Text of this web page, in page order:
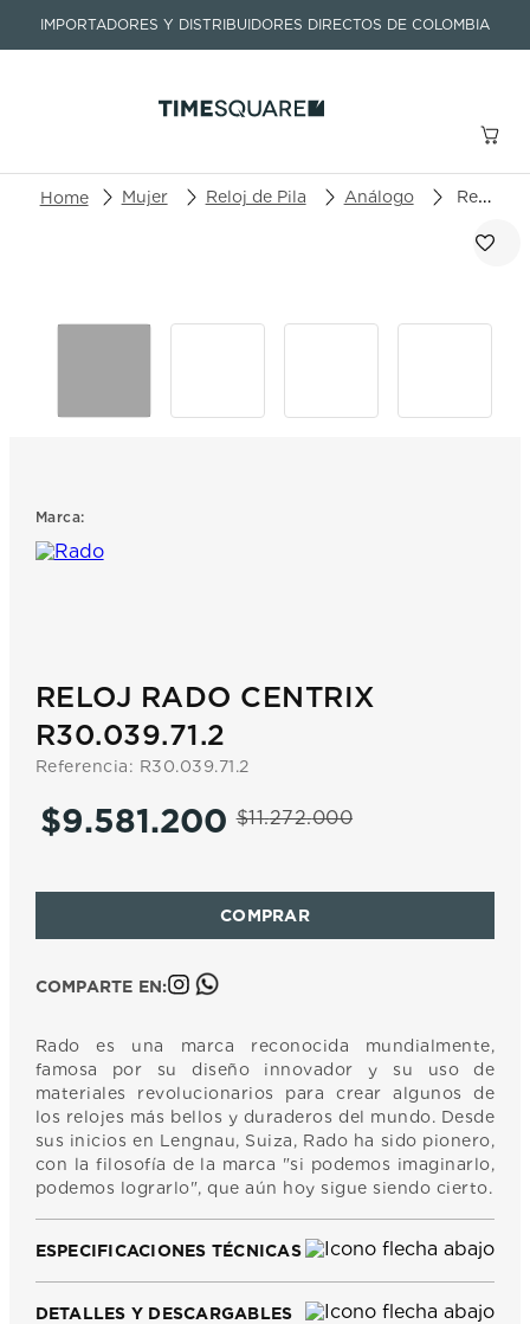
IMPORTADORES Y DISTRIBUIDORES DIRECTOS DE COLOMBIA
Buscar un producto o artículo
Mujer Reloj de Pila Análogo Reloj Rado Centrix R30.039.71.2
Marca:
RELOJ RADO CENTRIX
R30.039.71.2
Referencia: R30.039.71.2
$11.272.000
$9.581.200
COMPARTE EN:
Rado es una marca reconocida mundialmente,
famosa por su diseño innovador y su uso de
materiales revolucionarios para crear algunos de
los relojes más bellos y duraderos del mundo. Desde
sus inicios en Lengnau, Suiza, Rado ha sido pionero,
con la filosofía de la marca "si podemos imaginarlo,
podemos lograrlo", que aún hoy sigue siendo cierto.
ESPECIFICACIONES TÉCNICAS
DETALLES Y DESCARGABLES
TÉRMINOS MÁS BUSCADOS
4.
tissot